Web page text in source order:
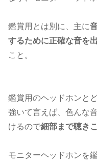
鑑賞用とは別に、主に
するために正確な音を
こと。
鑑賞用のヘッドホンと
強いて言えば、色んな
けるので細部まで聴き
モニターヘッドホンを